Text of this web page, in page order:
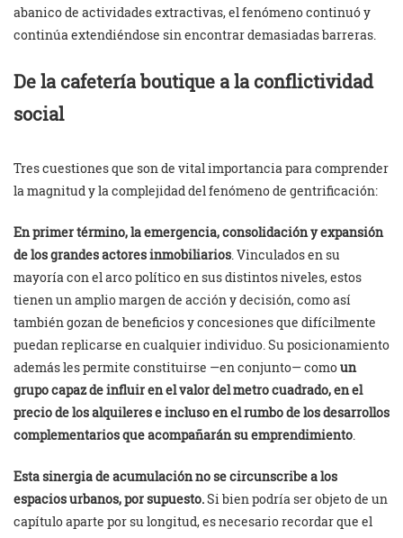
abanico de actividades extractivas, el fenómeno continuó y
continúa extendiéndose sin encontrar demasiadas barreras.
De la cafetería boutique a la conflictividad
social
Tres cuestiones que son de vital importancia para comprender
la magnitud y la complejidad del fenómeno de gentrificación:
En primer término, la emergencia, consolidación y expansión
de los grandes actores inmobiliarios. Vinculados en su
mayoría con el arco político en sus distintos niveles, estos
tienen un amplio margen de acción y decisión, como así
también gozan de beneficios y concesiones que difícilmente
puedan replicarse en cualquier individuo. Su posicionamiento
además les permite constituirse —en conjunto— comoun
grupo capaz de influir en el valor del metro cuadrado, en el
precio de los alquileres e incluso en el rumbo de los desarrollos
complementarios que acompañarán su emprendimiento.
Esta sinergia de acumulación no se circunscribe a los
espacios urbanos, por supuesto.Si bien podría ser objeto de un
capítulo aparte por su longitud, es necesario recordar que el